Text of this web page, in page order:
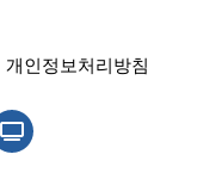
개인정보처리방침